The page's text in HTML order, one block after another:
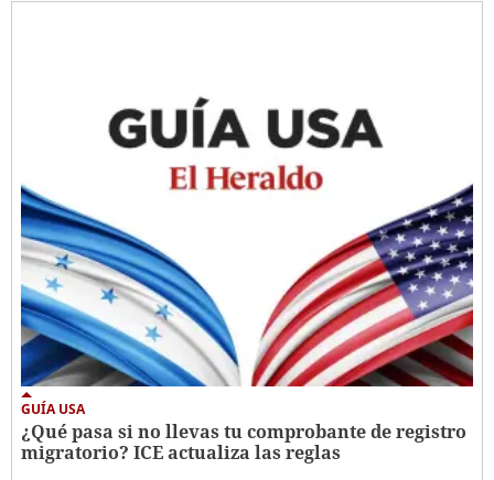
GUÍA USA
¿Qué pasa si no llevas tu comprobante de registro
migratorio? ICE actualiza las reglas